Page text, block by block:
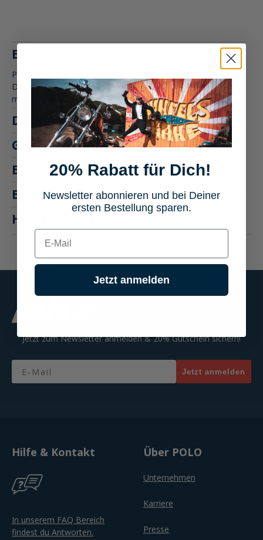
Beschreibung
Produktbeschreibung: Nexo Jethelm Basic II Motorradhelm
Der Nexo Jethelm Basic II vereint klassischen Stil mit
moderner Sic…
Mehr
Downloads 1
Größentabelle
Eigenschaften
Bewertungen
4
Hersteller "Nexo"
Jetzt zum Newsletter anmelden & 20% Gutschein sichern!
Email
Jetzt anmelden
Hilfe & Kontakt
In unserem FAQ Bereich
findest du Antworten.
Über POLO
Unternehmen
Karriere
Presse
20% Rabatt für Dich!
Newsletter abonnieren und bei Deiner
ersten Bestellung sparen.
E-mail
Jetzt anmelden